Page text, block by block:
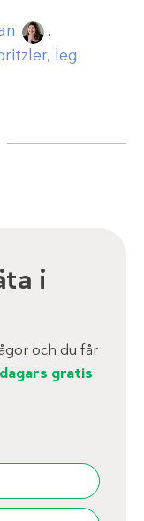
,
leg
i
och du får
gratis